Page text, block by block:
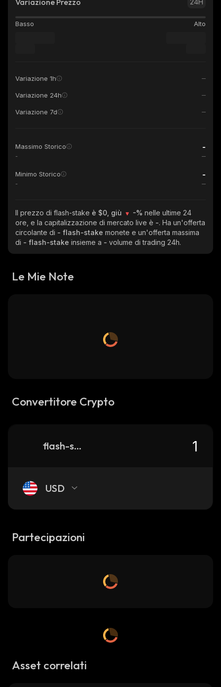
Variazione Prezzo 24H
Basso Alto
Variazione 1h
Variazione 24h
Variazione 7d
Massimo Storico -
-
Minimo Storico -
-
Il prezzo di flash-stake è $0, giù -% nelle ultime 24
ore, e la capitalizzazione di mercato live è -. Ha un'offerta
circolante di - flash-stake monete e un'offerta massima
di - flash-stake insieme a - volume di trading 24h.
Le Mie Note
Convertitore Crypto
flash-stake
USD
Partecipazioni
Asset correlati